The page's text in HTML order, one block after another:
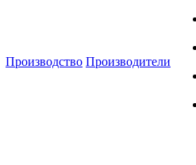
Производство Производители